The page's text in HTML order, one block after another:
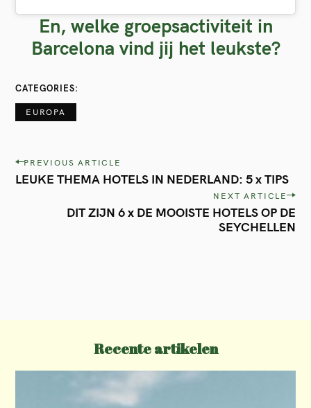
En, welke groepsactiviteit in
Barcelona vind jij het leukste?
CATEGORIES
EUROPA
P
o
PREVIOUS ARTICLE
LEUKE THEMA HOTELS IN NEDERLAND: 5 x TIPS
NEXT ARTICLE
DIT ZIJN 6 x DE MOOISTE HOTELS OP DE
SEYCHELLEN
Recente artikelen